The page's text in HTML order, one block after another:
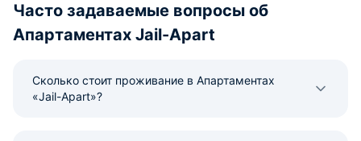
Часто задаваемые вопросы об
Апартаментах Jail-Apart
Сколько стоит проживание в Апартаментах
«Jail-Apart»?